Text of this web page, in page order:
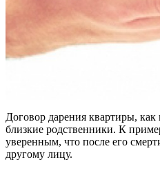
Договор дарения квартиры,
близкие родственники. К
уверенным, что после его
другому лицу.